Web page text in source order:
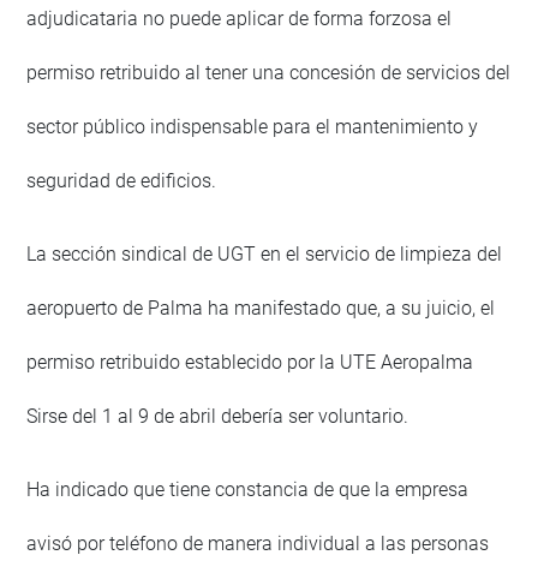
adjudicataria no puede aplicar de forma forzosa el
permiso retribuido al tener una concesión de servicios del
sector público indispensable para el mantenimiento y
seguridad de edificios.
La sección sindical de UGT en el servicio de limpieza del
aeropuerto de Palma ha manifestado que, a su juicio, el
permiso retribuido establecido por la UTE Aeropalma
Sirse del 1 al 9 de abril debería ser voluntario.
Ha indicado que tiene constancia de que la empresa
avisó por teléfono de manera individual a las personas